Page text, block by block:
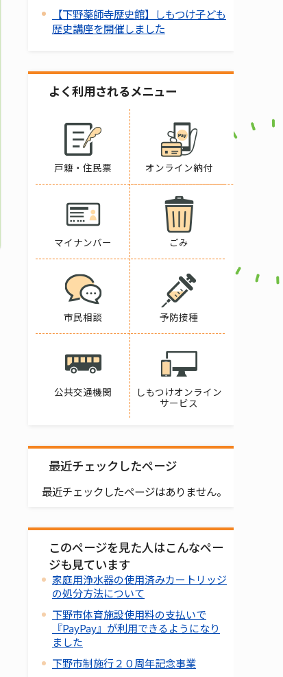
【下野薬師寺歴史館】しもつけ子ども
歴史講座を開催しました
よく利用されるメニュー
戸籍・住民票 オンライン納付
マイナンバー ごみ
市民相談 予防接種
公共交通機関
しもつけオンライン
サービス
最近チェックしたページ
最近チェックしたページはありません。
このページを見た人はこんなペー
ジも見ています
家庭用浄水器の使用済みカートリッジ
の処分方法について
下野市体育施設使用料の支払いで
『PayPay』が利用できるようになり
ました
下野市制施行２０周年記念事業